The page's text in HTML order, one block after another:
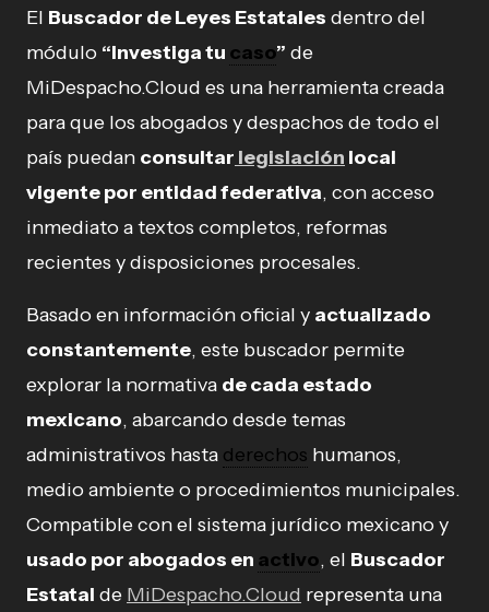
El Buscador de Leyes Estatales dentro del
módulo “Investiga tu caso” de
MiDespacho.Cloud es una herramienta creada
para que los abogados y despachos de todo el
país puedan consultar legislación local
vigente por entidad federativa, con acceso
inmediato a textos completos, reformas
recientes y disposiciones procesales.
Basado en información oficial y actualizado
constantemente, este buscador permite
explorar la normativa de cada estado
mexicano, abarcando desde temas
administrativos hasta derechos humanos,
medio ambiente o procedimientos municipales.
Compatible con el sistema jurídico mexicano y
usado por abogados en activo, el Buscador
Estatal de MiDespacho.Cloud representa una